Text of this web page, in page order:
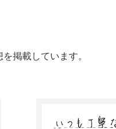
掲載しています。